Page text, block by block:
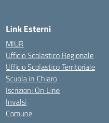
Link Esterni
MIUR
Ufficio Scolastico Regionale
Ufficio Scolastico Territoriale
Scuola in Chiaro
Iscrizioni On Line
Invalsi
Comune